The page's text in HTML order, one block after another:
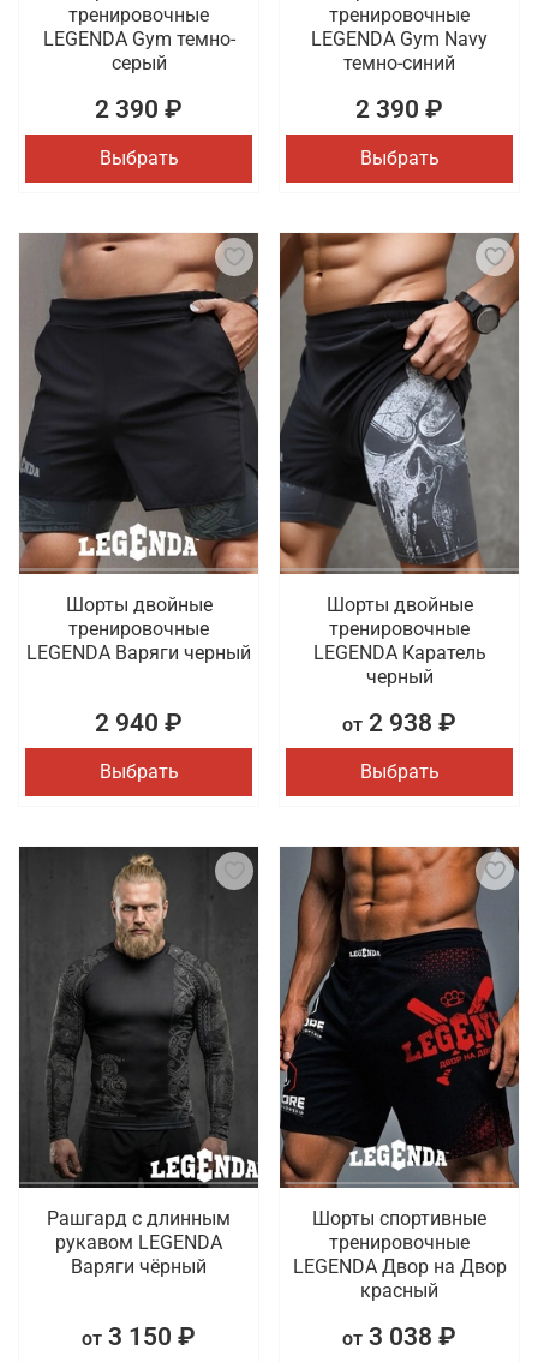
тренировочные
LEGENDA Gym темно-
серый
2 390 ₽
Выбрать
тренировочные
LEGENDA Gym Navy
темно-синий
2 390 ₽
Выбрать
Шорты двойные
тренировочные
LEGENDA Варяги черный
2 940 ₽
Выбрать
Шорты двойные
тренировочные
LEGENDA Каратель
черный
от 2 938 ₽
Выбрать
Рашгард с длинным
рукавом LEGENDA
Варяги чёрный
от 3 150 ₽
Шорты спортивные
тренировочные
LEGENDA Двор на Двор
красный
от 3 038 ₽